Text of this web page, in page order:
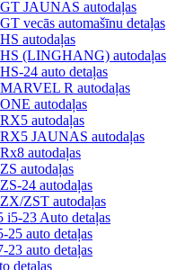
JAUNAS autodaļas
vecās automašīnu detaļas
autodaļas
(LINGHANG) autodaļas
24 auto detaļas
R autodaļas
autodaļas
autodaļas
JAUNAS autodaļas
autodaļas
autodaļas
24 autodaļas
ZST autodaļas
i5-23 Auto detaļas
25 auto detaļas
23 auto detaļas
detaļas